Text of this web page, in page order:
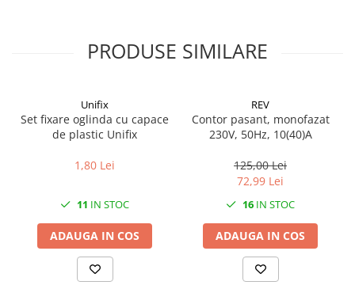
Prosoape de hartie si servetele
Saci gunoi
Servetele umede
Gradina
Accesorii pentru gradina
PRODUSE SIMILARE
Unifix
Set fixare oglinda cu capace
de plastic Unifix
1,80 Lei
11 IN STOC
ADAUGA IN COS
REV
Contor pasant, monofazat
230V, 50Hz, 10(40)A
125,00 Lei
72,99 Lei
16 IN STOC
ADAUGA IN COS